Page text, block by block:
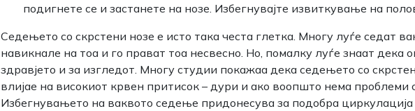
подигнете се и застанете на нозе. Избегнувајте извиткување на
Седењето со скрстени нозе е исто така честа глетка. Многу луѓе седат
навикнале на тоа и го прават тоа несвесно. Но, помалку луѓе знаат дека
здравјето и за изгледот. Многу студии покажаа дека седењето со
влијае на високиот крвен притисок – дури и ако воопшто нема проблеми
Избегнувањето на ваквото седење придонесува за подобра циркулација